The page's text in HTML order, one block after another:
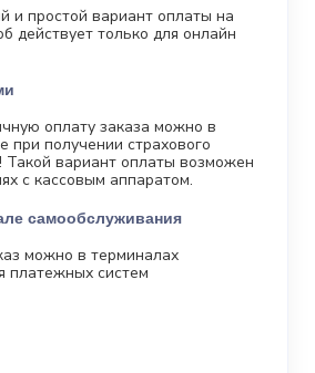
и простой вариант оплаты на
действует только для онлайн
оплату заказа можно в
при получении страхового
вариант оплаты возможен
с кассовым аппаратом.
самообслуживания
можно в терминалах
платежных систем